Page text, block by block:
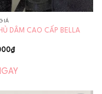
DÂM CAO CẤP BELLA
₫